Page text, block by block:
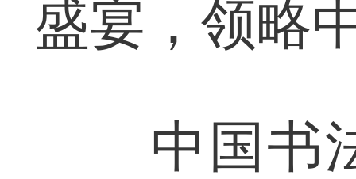
盛宴，领略
中国书法